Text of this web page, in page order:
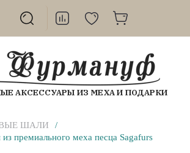
АКСЕССУАРЫ ИЗ МЕХА И ПОДАРКИ
ШАЛИ
/
премиального меха песца Sagafurs